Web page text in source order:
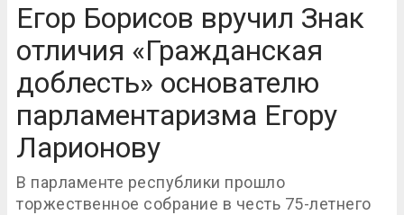
Егор Борисов вручил Знак
отличия «Гражданская
доблесть» основателю
парламентаризма Егору
Ларионову
В парламенте республики прошло
торжественное собрание в честь 75-летнего